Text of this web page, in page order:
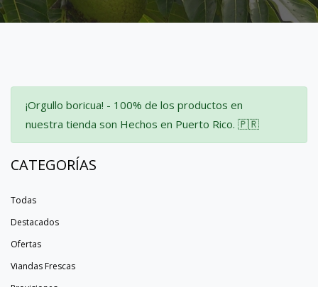
¡Orgullo boricua! - 100% de los productos en
nuestra tienda son Hechos en Puerto Rico. 🇵🇷
CATEGORÍAS
Todas
Destacados
Ofertas
Viandas Frescas